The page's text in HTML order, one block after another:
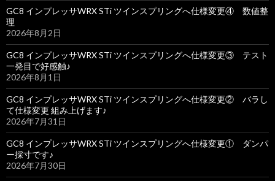
GC8 インプレッサWRX STi ツインスプリングへ仕様変更④ 数値整
理
2026年8月2日
GC8 インプレッサWRX STi ツインスプリングへ仕様変更③ テスト
一発目で好感触♪
2026年8月1日
GC8 インプレッサWRX STi ツインスプリングへ仕様変更② バラし
て仕様変更 組み上げます♪
2026年7月31日
GC8 インプレッサWRX STi ツインスプリングへ仕様変更① ダンパ
ー採寸です♪
2026年7月30日